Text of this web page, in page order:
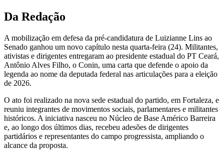
Da Redação
A mobilização em defesa da pré-candidatura de Luizianne Lins ao
Senado ganhou um novo capítulo nesta quarta-feira (24). Militantes,
ativistas e dirigentes entregaram ao presidente estadual do PT Ceará,
Antônio Alves Filho, o Conin, uma carta que defende o apoio da
legenda ao nome da deputada federal nas articulações para a eleição
de 2026.
O ato foi realizado na nova sede estadual do partido, em Fortaleza, e
reuniu integrantes de movimentos sociais, parlamentares e militantes
históricos. A iniciativa nasceu no Núcleo de Base Américo Barreira
e, ao longo dos últimos dias, recebeu adesões de dirigentes
partidários e representantes do campo progressista, ampliando o
alcance da proposta.